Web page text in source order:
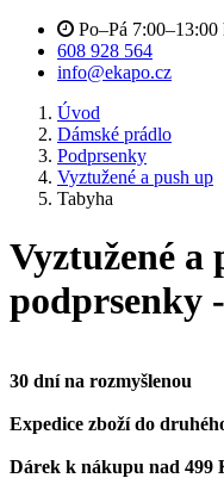
Po–Pá 7:00–13:00
608 928 564
info@ekapo.cz
Úvod
Dámské prádlo
Podprsenky
Vyztužené a push up
Tabyha
Vyztužené a
podprsenky
30 dní na rozmyšlenou
Expedice zboží do
Dárek k nákupu nad 499